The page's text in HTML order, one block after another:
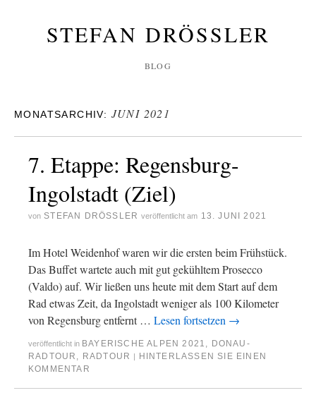
STEFAN DRÖSSLER
BLOG
MONATSARCHIV: JUNI 2021
7. Etappe: Regensburg-
Ingolstadt (Ziel)
von STEFAN DRÖSSLER veröffentlicht am 13. JUNI 2021
Im Hotel Weidenhof waren wir die ersten beim Frühstück.
Das Buffet wartete auch mit gut gekühltem Prosecco
(Valdo) auf. Wir ließen uns heute mit dem Start auf dem
Rad etwas Zeit, da Ingolstadt weniger als 100 Kilometer
von Regensburg entfernt … Lesen fortsetzen →
veröffentlicht in BAYERISCHE ALPEN 2021 , DONAU-
RADTOUR , RADTOUR |
HINTERLASSEN SIE EINEN
KOMMENTAR